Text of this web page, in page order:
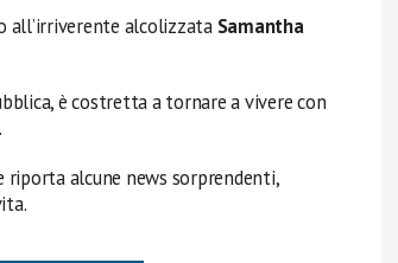
alcolizzata Samantha
è costretta a tornare a vivere con
riporta alcune news sorprendenti,